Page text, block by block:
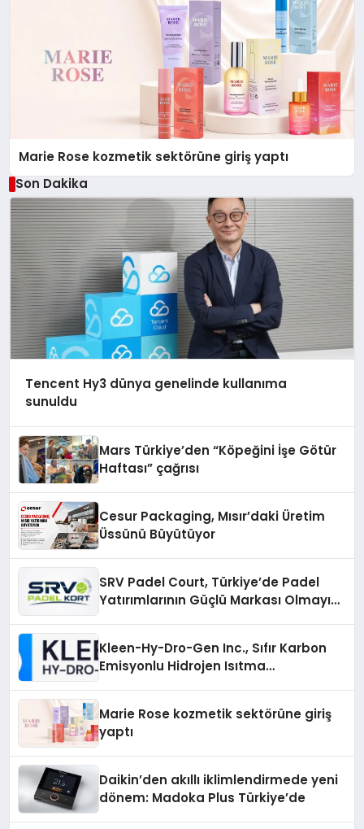
Marie Rose kozmetik sektörüne giriş yaptı
Son Dakika
Tencent Hy3 dünya genelinde kullanıma
sunuldu
Mars Türkiye’den “Köpeğini İşe Götür
Haftası” çağrısı
Cesur Packaging, Mısır’daki Üretim
Üssünü Büyütüyor
SRV Padel Court, Türkiye’de Padel
Yatırımlarının Güçlü Markası Olmayı
Kleen-Hy-Dro-Gen Inc., Sıfır Karbon
Emisyonlu Hidrojen Isıtma
Marie Rose kozmetik sektörüne giriş
yaptı
Daikin’den akıllı iklimlendirmede yeni
dönem: Madoka Plus Türkiye’de